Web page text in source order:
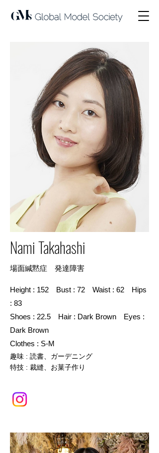
Nami Takahashi
場面緘黙症 発達障害
Height : 152 Bust : 72 Waist : 62 Hips
: 83
Shoes : 22.5 Hair : Dark Brown Eyes :
Dark Brown
Clothes : S-M
趣味 : 読書、ガーデニング
特技 : 裁縫、お菓子作り